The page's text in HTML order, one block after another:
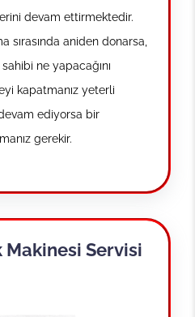
devam ettirmektedir.
sırasında aniden donarsa,
ne yapacağını
kapatmanız yeterli
ediyorsa bir
gerekir.
Makinesi Servisi